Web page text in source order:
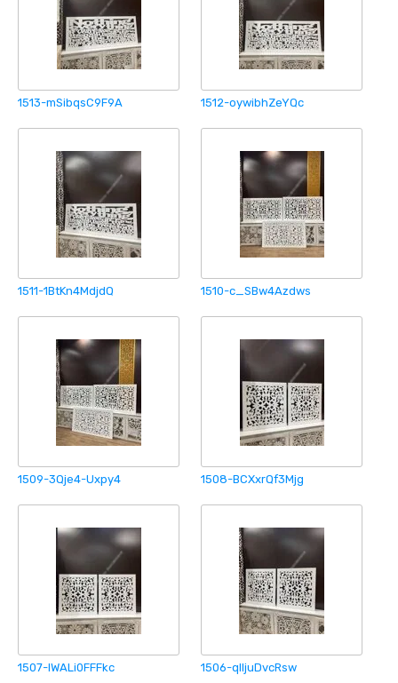
1513-mSibqsC9F9A 1512-oywibhZeYQc
1511-1BtKn4MdjdQ 1510-c_SBw4Azdws
1509-3Qje4-Uxpy4 1508-BCXxrQf3Mjg
1507-IWALi0FFFkc 1506-qlljuDvcRsw